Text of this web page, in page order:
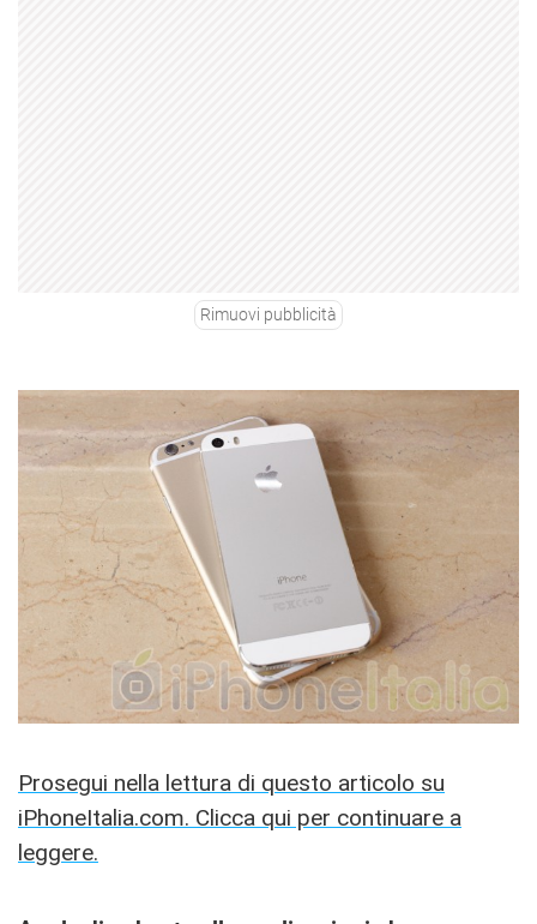
Rimuovi pubblicità
Prosegui nella lettura di questo articolo su
iPhoneItalia.com. Clicca qui per continuare a
leggere.